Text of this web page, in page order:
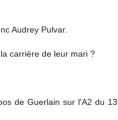
Audrey Pulvar.
carrière de leur mari ?
de Guerlain sur l'A2 du 13